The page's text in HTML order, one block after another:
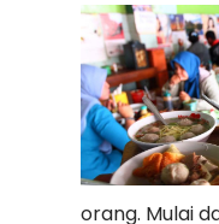
orang. Mulai